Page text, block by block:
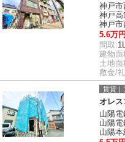
神戸市
神戸高
神戸市
5.6万円
間取:
建物面
土地面
敷金/
賃貸｜
オレ
山陽
山陽
山陽